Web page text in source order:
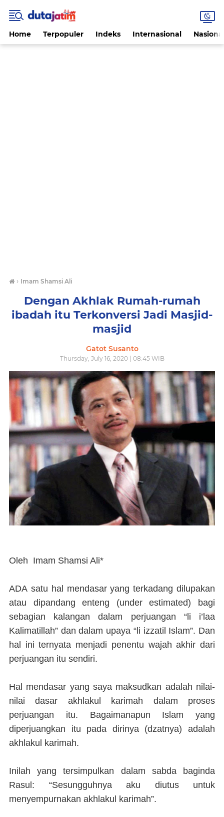
Home Terpopuler Indeks Internasional
› Imam Shamsi Ali
Dengan Akhlak Rumah-rumah
ibadah itu Terkonversi Jadi Masjid-
masjid
Gatot Susanto
Thursday, July 16, 2020 | 08:45 WIB
Oleh Imam Shamsi Ali*
ADA satu hal mendasar yang terkadang dilupakan
atau dipandang enteng (under estimated) bagi
sebagian kalangan dalam perjuangan “li i’laa
Kalimatillah” dan dalam upaya “li izzatil Islam”. Dan
hal ini ternyata menjadi penentu wajah akhir dari
perjuangan itu sendiri.
Hal mendasar yang saya maksudkan adalah nilai-
nilai dasar akhlakul karimah dalam proses
perjuangan itu. Bagaimanapun Islam yang
diperjuangkan itu pada dirinya (dzatnya) adalah
akhlakul karimah.
Inilah yang tersimpulkan dalam sabda baginda
Rasul: “Sesungguhnya aku diutus untuk
menyempurnakan akhlakul karimah”.